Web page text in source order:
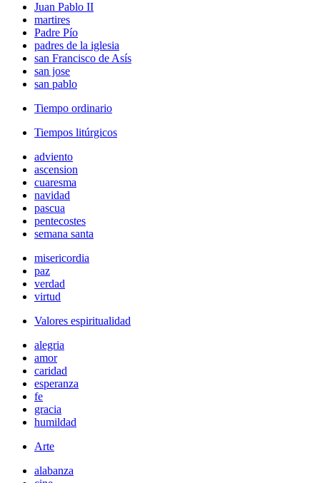
Juan Pablo II
martires
Padre Pío
padres de la iglesia
san Francisco de Asís
san jose
san pablo
Tiempo ordinario
Tiempos litúrgicos
adviento
ascension
cuaresma
navidad
pascua
pentecostes
semana santa
misericordia
paz
verdad
virtud
Valores espiritualidad
alegria
amor
caridad
esperanza
fe
gracia
humildad
Arte
alabanza